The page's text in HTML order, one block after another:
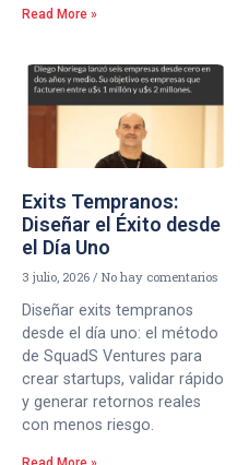
Read More »
Exits Tempranos:
Diseñar el Éxito desde
el Día Uno
3 julio, 2026 No hay comentarios
Diseñar exits tempranos
desde el día uno: el método
de SquadS Ventures para
crear startups, validar rápido
y generar retornos reales
con menos riesgo.